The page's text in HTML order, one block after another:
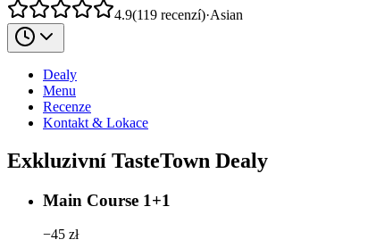
4.9(119 recenzí)·Asian
Dealy
Menu
Recenze
Kontakt & Lokace
Exkluzivní TasteTown Dealy
Main Course 1+1
−45 zł